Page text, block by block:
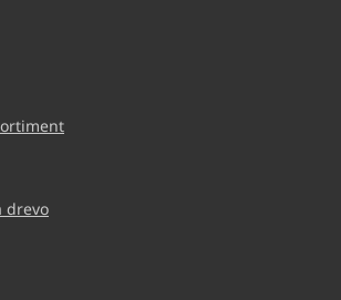
drevo